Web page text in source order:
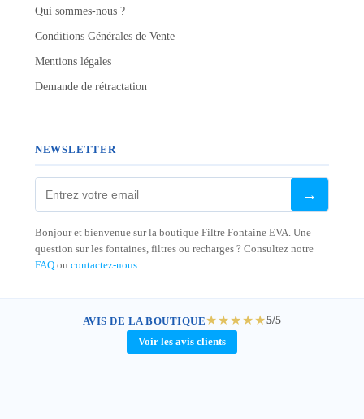
Qui sommes-nous ?
Conditions Générales de Vente
Mentions légales
Demande de rétractation
NEWSLETTER
→
Bonjour et bienvenue sur la boutique Filtre Fontaine EVA. Une
question sur les fontaines, filtres ou recharges ? Consultez notre
FAQou contactez-nous.
AVIS DE LA BOUTIQUE★★★★★5/5
Voir les avis clients